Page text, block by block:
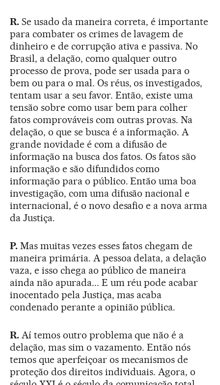
R.Se usado da maneira correta, é importante
para combater os crimes de lavagem de
dinheiro e de corrupção ativa e passiva. No
Brasil, a delação, como qualquer outro
processo de prova, pode ser usada para o
bem ou para o mal. Os réus, os investigados,
tentam usar a seu favor. Então, existe uma
tensão sobre como usar bem para colher
fatos comprováveis com outras provas. Na
delação, o que se busca é a informação. A
grande novidade é com a difusão de
informação na busca dos fatos. Os fatos são
informação e são difundidos como
informação para o público. Então uma boa
investigação, com uma difusão nacional e
internacional, é o novo desafio e a nova arma
da Justiça.
P.Mas muitas vezes esses fatos chegam de
maneira primária. A pessoa delata, a delação
vaza, e isso chega ao público de maneira
ainda não apurada... E um réu pode acabar
inocentado pela Justiça, mas acaba
condenado perante a opinião pública.
R.Aí temos outro problema que não é a
delação, mas sim o vazamento. Então nós
temos que aperfeiçoar os mecanismos de
proteção dos direitos individuais. Agora, o